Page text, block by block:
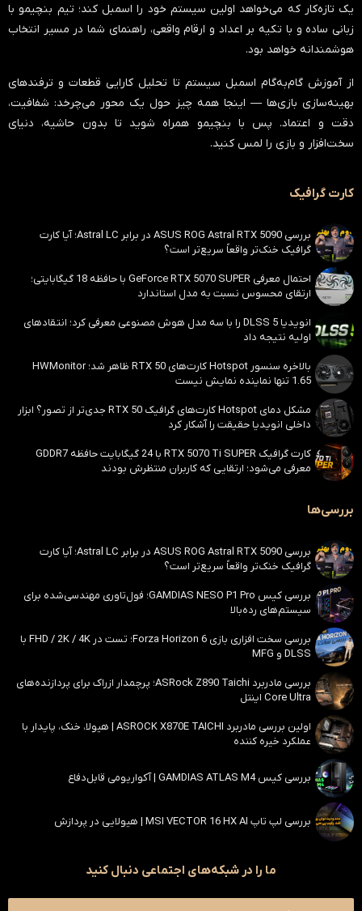
یک تازه‌کار که می‌خواهد اولین سیستم خود را اسمبل کند؛ تیم بنچیمو با
زبانی ساده و با تکیه بر اعداد و ارقام واقعی، راهنمای شما در مسیر انتخاب
هوشمندانه خواهد بود.
از آموزش گام‌به‌گام اسمبل سیستم تا تحلیل کارایی قطعات و ترفندهای
بهینه‌سازی بازی‌ها — اینجا همه چیز حول یک محور می‌چرخد: شفافیت،
دقت و اعتماد. پس با بنچیمو همراه شوید تا بدون حاشیه، دنیای
سخت‌افزار و بازی را لمس کنید.
کارت گرافیک
بررسی ASUS ROG Astral RTX 5090 در برابر Astral LC؛ آیا کارت
گرافیک خنک‌تر واقعاً سریع‌تر است؟
احتمال معرفی GeForce RTX 5070 SUPER با حافظه 18 گیگابایتی؛
ارتقای محسوس نسبت به مدل استاندارد
انویدیا DLSS 5 را با سه مدل هوش مصنوعی معرفی کرد؛ انتقادهای
اولیه نتیجه داد
بالاخره سنسور Hotspot کارت‌های RTX 50 ظاهر شد؛ HWMonitor
1.65 تنها نماینده نمایش نیست
مشکل دمای Hotspot کارت‌های گرافیک RTX 50 جدی‌تر از تصور؟ ابزار
داخلی انویدیا حقیقت را آشکار کرد
کارت گرافیک RTX 5070 Ti SUPER با 24 گیگابایت حافظه GDDR7
معرفی می‌شود؛ ارتقایی که کاربران منتظرش بودند
بررسی‌ها
بررسی ASUS ROG Astral RTX 5090 در برابر Astral LC؛ آیا کارت
گرافیک خنک‌تر واقعاً سریع‌تر است؟
بررسی کیس GAMDIAS NESO P1 Pro؛ فول‌تاوری مهندسی‌شده برای
سیستم‌های رده‌بالا
بررسی سخت افزاری بازی Forza Horizon 6؛ تست در FHD / 2K / 4K با
DLSS و MFG
بررسی مادربرد ASRock Z890 Taichi؛ پرچمدار ازراک برای پردازنده‌های
Core Ultra اینتل
اولین بررسی مادربرد ASROCK X870E TAICHI | هیولا، خنک، پایدار با
عملکرد خیره کننده
بررسی کیس GAMDIAS ATLAS M4 | آکواریومی قابل‌دفاع
بررسی لپ تاپ MSI VECTOR 16 HX AI | هیولایی در پردازش
ما را در شبکه‌های اجتماعی دنبال کنید